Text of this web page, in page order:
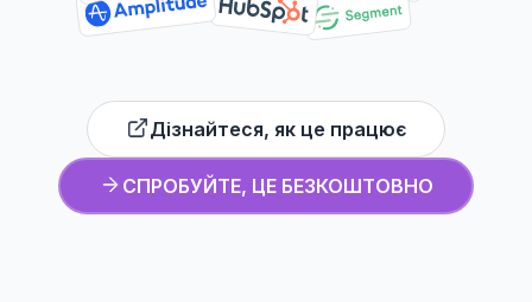
Дізнайтеся, як це працює
СПРОБУЙТЕ, ЦЕ БЕЗКОШТОВНО